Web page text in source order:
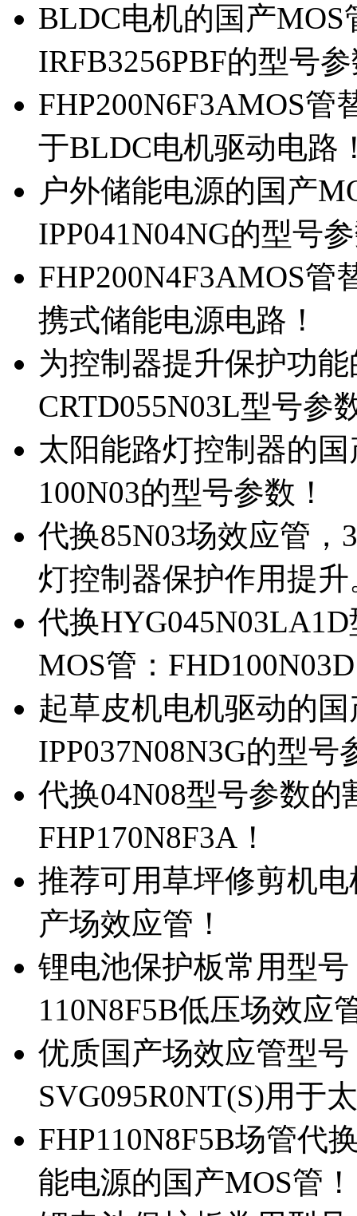
BLDC电机的国产MOS
IRFB3256PBF的型号
FHP200N6F3AMOS管
于BLDC电机驱动电路
户外储能电源的国产
IPP041N04NG的型号
FHP200N4F3AMOS管
携式储能电源电路！
为控制器提升保护功
CRTD055N03L型号参
太阳能路灯控制器的
100N03的型号参数！
代换85N03场效应管
灯控制器保护作用提升
代换
MOS管：
起草皮机电机驱动的
IPP037N08N3G的型号
代换04N08型号参数
FHP170N8F3A！
推荐可用草坪修剪机电
产场效应管！
锂电池保护板常用型号
110N8F5B低压场效应
优质国产场效应管型
SVG095R0NT(S)用于
FHP110N8F5B场管代
能电源的国产MOS管！